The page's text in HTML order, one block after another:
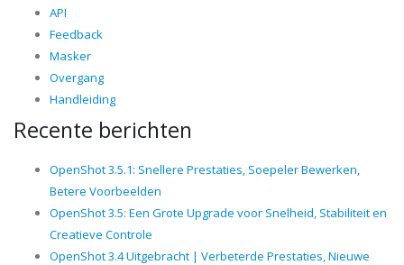
API
Feedback
Masker
Overgang
Handleiding
Recente berichten
OpenShot 3.5.1: Snellere Prestaties, Soepeler Bewerken,
Betere Voorbeelden
OpenShot 3.5: Een Grote Upgrade voor Snelheid, Stabiliteit en
Creatieve Controle
OpenShot 3.4 Uitgebracht | Verbeterde Prestaties, Nieuwe